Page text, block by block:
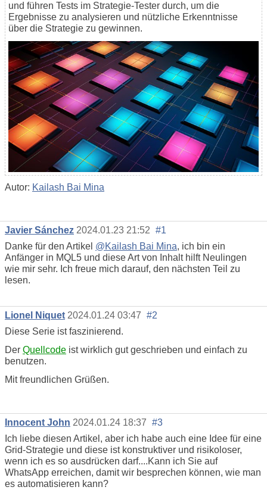
und führen Tests im Strategie-Tester durch, um die
Ergebnisse zu analysieren und nützliche Erkenntnisse
über die Strategie zu gewinnen.
Autor: Kailash Bai Mina
Javier Sánchez 2024.01.23 21:52 #1
Danke für den Artikel @Kailash Bai Mina, ich bin ein
Anfänger in MQL5 und diese Art von Inhalt hilft Neulingen
wie mir sehr. Ich freue mich darauf, den nächsten Teil zu
lesen.
Lionel Niquet 2024.01.24 03:47 #2
Diese Serie ist faszinierend.
Der Quellcode ist wirklich gut geschrieben und einfach zu
benutzen.
Mit freundlichen Grüßen.
Innocent John 2024.01.24 18:37 #3
Ich liebe diesen Artikel, aber ich habe auch eine Idee für eine
Grid-Strategie und diese ist konstruktiver und risikoloser,
wenn ich es so ausdrücken darf....Kann ich Sie auf
WhatsApp erreichen, damit wir besprechen können, wie man
es automatisieren kann?